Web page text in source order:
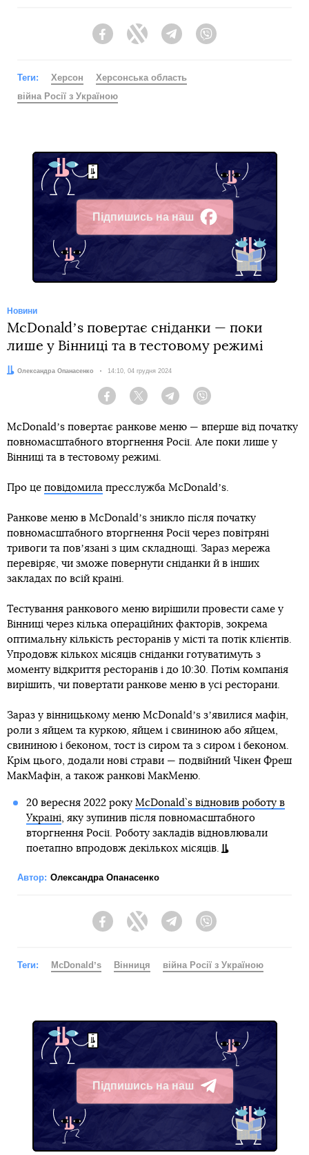
FacebookTwitter Telegram
Теги: Херсон
Херсонська область
війна Росії з Україною
Підпишись на наш
Facebook
Новини
McDonaldʼs повертає сніданки — поки
лише у Вінниці та в тестовому режимі
Автор:
Олександра Опанасенко Дата:
14:10, 04 грудня 2024
Facebook Twitter Telegram
McDonaldʼs повертає ранкове меню — вперше від початку
повномасштабного вторгнення Росії. Але поки лише у
Вінниці та в тестовому режимі.
Про це повідомила пресслужба McDonaldʼs.
Ранкове меню в McDonaldʼs зникло після початку
повномасштабного вторгнення Росії через повітряні
тривоги та повʼязані з цим складнощі. Зараз мережа
перевіряє, чи зможе повернути сніданки й в інших
закладах по всій країні.
Тестування ранкового меню вирішили провести саме у
Вінниці через кілька операційних факторів, зокрема
оптимальну кількість ресторанів у місті та потік клієнтів.
Упродовж кількох місяців сніданки готуватимуть з
моменту відкриття ресторанів і до 10:30. Потім компанія
вирішить, чи повертати ранкове меню в усі ресторани.
Зараз у вінницькому меню McDonaldʼs зʼявилися мафін,
роли з яйцем та куркою, яйцем і свининою або яйцем,
свининою і беконом, тост із сиром та з сиром і беконом.
Крім цього, додали нові страви — подвійний Чікен Фреш
МакМафін, а також ранкові МакМеню.
20 вересня 2022 року McDonald`s відновив роботу в
Україні, яку зупинив після повномасштабного
вторгнення Росії. Роботу закладів відновлювали
поетапно впродовж декількох місяців.
Автор: Олександра Опанасенко
FacebookTwitter Telegram
Теги: McDonaldʼs Вінниця війна Росії з Україною
Підпишись на наш
Telegram